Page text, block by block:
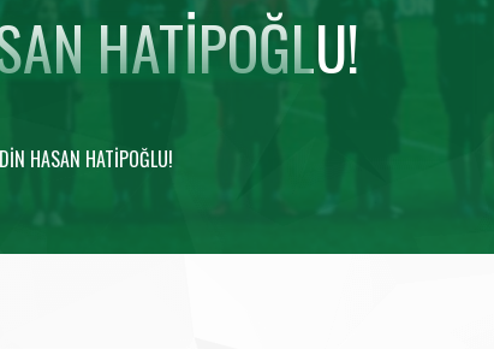
HATIPOĞLU!
HASAN HATIPOĞLU!